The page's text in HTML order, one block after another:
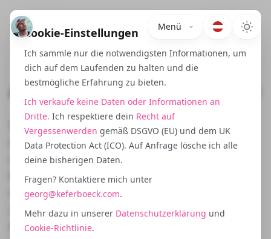
Cookie-Einstellungen
Ich sammle nur die notwendigsten Informationen, um
dich auf dem Laufenden zu halten und die
bestmögliche Erfahrung zu bieten.
Ich verkaufe keine Daten oder Informationen an
Dritte. Ich respektiere dein Recht auf
Vergessenwerden gemäß DSGVO (EU) und dem UK
Data Protection Act (ICO). Auf Anfrage lösche ich alle
deine bisherigen Daten.
Fragen? Kontaktiere mich unter
georg@keferboeck.com.
Mehr dazu in unserer Datenschutzerklärung und
Cookie-Richtlinie.
Menü
Agentur Partnerprogramm
Diese Partnerprogrammvereinbarung
("Vereinbarung") legt die Geschäftsbedingungen fest,
unter denen Marketing Agenturen,
Entwicklungsagenturen und Freiberufler ("Partner")
mit der Keferboeck Ltd. ("Anbieter")
zusammenarbeiten können, um gemeinsamen
Kunden Dienstleistungen zu erbringen. Durch die